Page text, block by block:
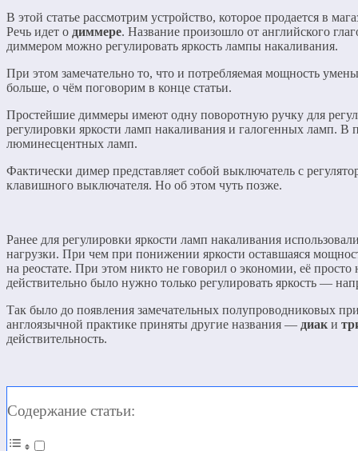
В этой статье рассмотрим устройство, которое продается в
Речь идет о диммере. Название произошло от английского
диммером можно регулировать яркость лампы накаливания.
При этом замечательно то, что и потребляемая мощность
больше, о чём поговорим в конце статьи.
Простейшие диммеры имеют одну поворотную ручку для
регулировки яркости ламп накаливания и галогенных ламп. В
люминесцентных ламп.
Фактически димер представляет собой выключатель с
клавишного выключателя. Но об этом чуть позже.
Ранее для регулировки яркости ламп накаливания
нагрузки. При чем при понижении яркости оставшаяся
на реостате. При этом никто не говорил о экономии, её
действительно было нужно только регулировать яркость —
Так было до появления замечательных полупроводниковых
англоязычной практике приняты другие названия — диак и
действительность.
Содержание статьи: